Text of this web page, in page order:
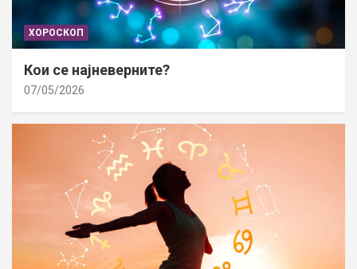
ХОРОСКОП
Кои се најневерните?
07/05/2026